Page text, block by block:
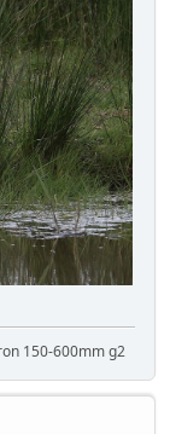
150-600mm g2